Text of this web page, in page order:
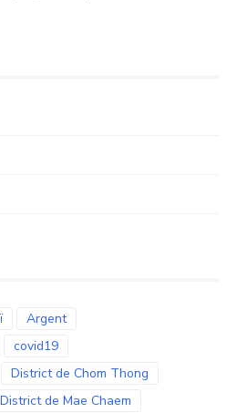
Argent
covid19
District de Chom Thong
District de Mae Chaem